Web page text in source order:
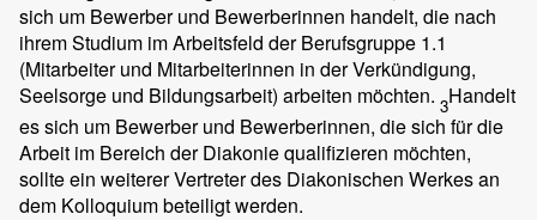
sich um Bewerber und Bewerberinnen handelt, die nach
ihrem Studium im Arbeitsfeld der Berufsgruppe 1.1
(Mitarbeiter und Mitarbeiterinnen in der Verkündigung,
Seelsorge und Bildungsarbeit) arbeiten möchten. 3Handelt
es sich um Bewerber und Bewerberinnen, die sich für die
Arbeit im Bereich der Diakonie qualifizieren möchten,
sollte ein weiterer Vertreter des Diakonischen Werkes an
dem Kolloquium beteiligt werden.